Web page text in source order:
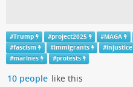
#Trump #project2025 #MAGA
#fascism #immigrants #injustice
#marines #protests
10 people like this